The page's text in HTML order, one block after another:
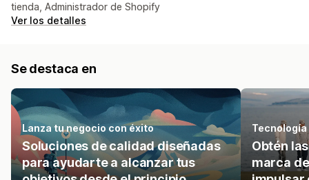
tienda, Administrador de Shopify
Ver los detalles
Se destaca en
Lanza tu negocio con éxito
Soluciones de calidad diseñadas
para ayudarte a alcanzar tus
Tecnología
Obtén
marca